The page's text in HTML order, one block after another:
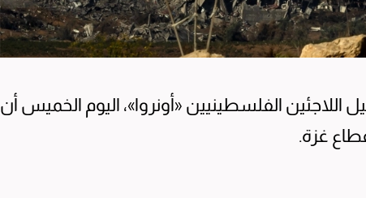
الفلسطينيين «أونروا»، اليوم الخميس أن
غزة.